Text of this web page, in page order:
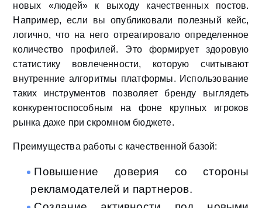
новых «людей» к выходу качественных постов.
Например, если вы опубликовали полезный кейс,
логично, что на него отреагировало определенное
количество профилей. Это формирует здоровую
статистику вовлеченности, которую считывают
внутренние алгоритмы платформы. Использование
таких инструментов позволяет бренду выглядеть
конкурентоспособным на фоне крупных игроков
рынка даже при скромном бюджете.
Преимущества работы с качественной базой:
Повышение доверия со стороны
рекламодателей и партнеров.